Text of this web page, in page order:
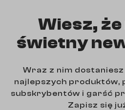
Wiesz,
świetny
Wraz z nim
najlepszych produktów,
subskrybentów i garść
Zapisz się